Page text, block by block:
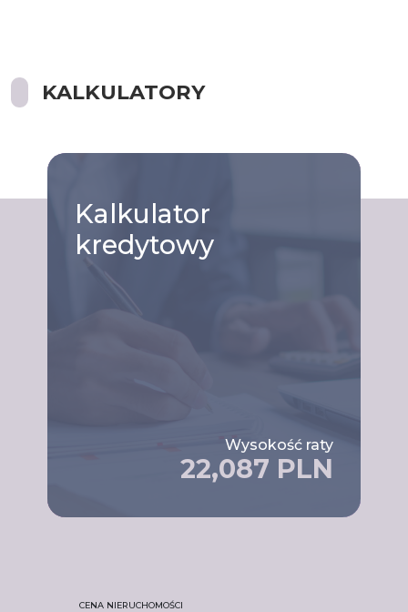
KALKULATORY
Kalkulator
kredytowy
Wysokość raty
22,087 PLN
CENA NIERUCHOMOŚCI